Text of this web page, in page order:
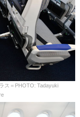
ス＝PHOTO: Tadayuki